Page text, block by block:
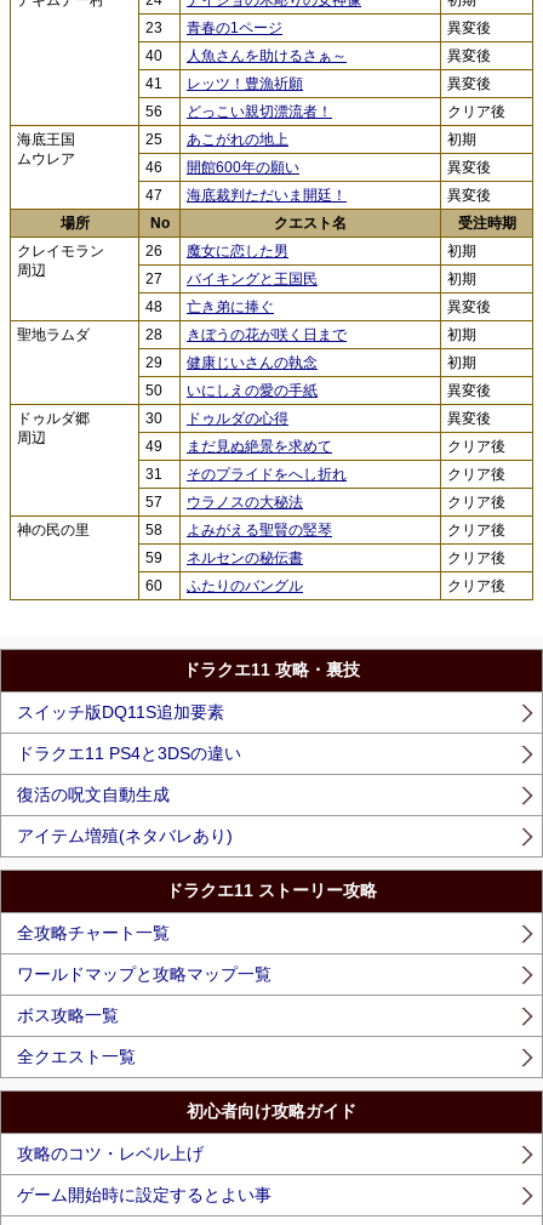
23
青春の1ページ
異変後
40
人魚さんを助けるさぁ～
異変後
41
レッツ！豊漁祈願
異変後
56
どっこい親切漂流者！
クリア後
海底王国
ムウレア
25 あこがれの地上
初期
46
開館600年の願い
異変後
47
海底裁判ただいま開廷！
異変後
場所
No クエスト名
受注時期
クレイモラン
周辺
26 魔女に恋した男
初期
27
バイキングと王国民
初期
48
亡き弟に捧ぐ
異変後
聖地ラムダ
28 きぼうの花が咲く日まで
初期
29
健康じいさんの執念
初期
50
いにしえの愛の手紙
異変後
ドゥルダ郷
周辺
30 ドゥルダの心得
異変後
49
まだ見ぬ絶景を求めて
クリア後
31
そのプライドをへし折れ
クリア後
57
ウラノスの大秘法
クリア後
神の民の里
58 よみがえる聖賢の竪琴
クリア後
59
ネルセンの秘伝書
クリア後
60
ふたりのバングル クリア後
ドラクエ11 攻略・裏技
スイッチ版DQ11S追加要素
ドラクエ11 PS4と3DSの違い
復活の呪文自動生成
アイテム増殖(ネタバレあり)
ドラクエ11 ストーリー攻略
全攻略チャート一覧
ワールドマップと攻略マップ一覧
ボス攻略一覧
全クエスト一覧
初心者向け攻略ガイド
攻略のコツ・レベル上げ
ゲーム開始時に設定するとよい事